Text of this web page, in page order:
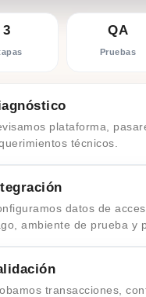
3 QA
Pruebas
plataforma,
técnicos.
datos de
ambiente de prueba y
transacciones,